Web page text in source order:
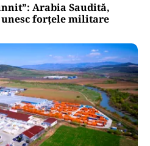
Arabia Saudită,
forțele militare